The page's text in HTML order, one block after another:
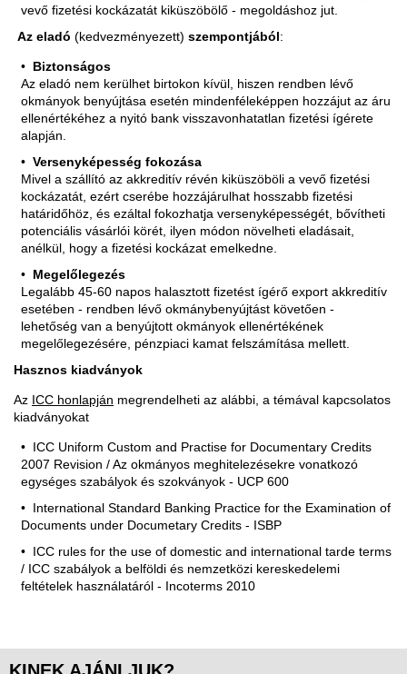
vevő fizetési kockázatát kiküszöbölő - megoldáshoz jut.
Az eladó (kedvezményezett) szempontjából:
Biztonságos
Az eladó nem kerülhet birtokon kívül, hiszen rendben lévő
okmányok benyújtása esetén mindenféleképpen hozzájut az áru
ellenértékéhez a nyitó bank visszavonhatatlan fizetési ígérete
alapján.
Versenyképesség fokozása
Mivel a szállító az akkreditív révén kiküszöböli a vevő fizetési
kockázatát, ezért cserébe hozzájárulhat hosszabb fizetési
határidőhöz, és ezáltal fokozhatja versenyképességét, bővítheti
potenciális vásárlói körét, ilyen módon növelheti eladásait,
anélkül, hogy a fizetési kockázat emelkedne.
Megelőlegezés
Legalább 45-60 napos halasztott fizetést ígérő export akkreditív
esetében - rendben lévő okmánybenyújtást követően -
lehetőség van a benyújtott okmányok ellenértékének
megelőlegezésére, pénzpiaci kamat felszámítása mellett.
Hasznos kiadványok
Az ICC honlapján megrendelheti az alábbi, a témával kapcsolatos
kiadványokat
ICC Uniform Custom and Practise for Documentary Credits
2007 Revision / Az okmányos meghitelezésekre vonatkozó
egységes szabályok és szokványok - UCP 600
International Standard Banking Practice for the Examination of
Documents under Documetary Credits - ISBP
ICC rules for the use of domestic and international tarde terms
/ ICC szabályok a belföldi és nemzetközi kereskedelemi
feltételek használatáról - Incoterms 2010